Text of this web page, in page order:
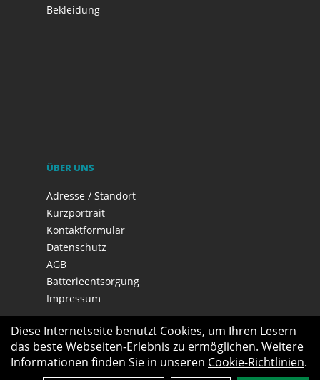
Bekleidung
ÜBER UNS
Adresse / Standort
Kurzportrait
Kontaktformular
Datenschutz
AGB
Batterieentsorgung
Impressum
Diese Internetseite benutzt Cookies, um Ihren Lesern
das beste Webseiten-Erlebnis zu ermöglichen. Weitere
Informationen finden Sie in unseren Cookie-Richtlinien.